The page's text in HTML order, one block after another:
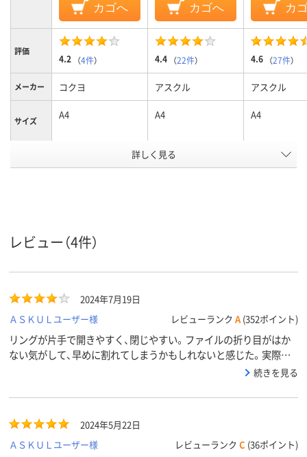
カゴへ カゴへ カ
評価
4.2 （4件） 4.4 （22件） 4.6 （27件）
メーカー コクヨ アスクル アスクル
サイズ A4 A4 A4
ブルー系 ブルー系
商品環境
スコア
詳しく見る
レビュー（4件）
2024年7月19日
ＡＳＫＵＬユーザー様
レビューランク A (352ポイント)
リングが片手で開きやすく、閉じやすい。ファイルの折り目がはか
ない気がして、早めに割れてしまうかもしれないと感じた。実際の
続きを見る
2024年5月22日
ＡＳＫＵＬユーザー様
レビューランク C (36ポイント)